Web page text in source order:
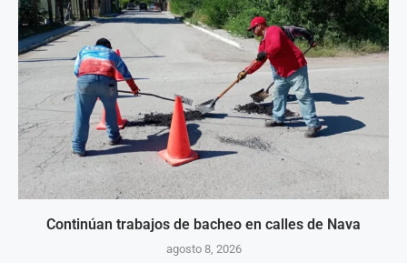
Continúan trabajos de bacheo en calles de Nava
agosto 8, 2026